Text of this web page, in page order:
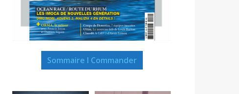
Sommaire I Commander